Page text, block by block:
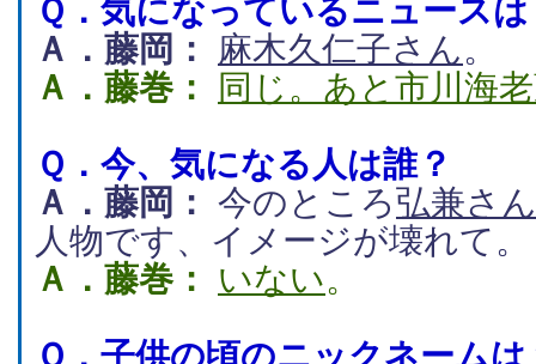
Ｑ． 気になっているニュースは
Ａ．藤岡：
麻木久仁子さん。
Ａ．藤巻：
同じ。あと市川海
Ｑ． 今、気になる人は誰？
Ａ．藤岡： 今のところ弘兼さん
人物です、イメージが壊れて。
Ａ．藤巻：
いない。
Ｑ． 子供の頃のニックネームは